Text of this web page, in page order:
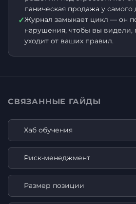
паническая продажа у самого
✓Журнал замыкает цикл — он
нарушения, чтобы вы видели,
уходит от ваших правил.
СВЯЗАННЫЕ ГАЙДЫ
Хаб обучения
Риск-менеджмент
Размер позиции